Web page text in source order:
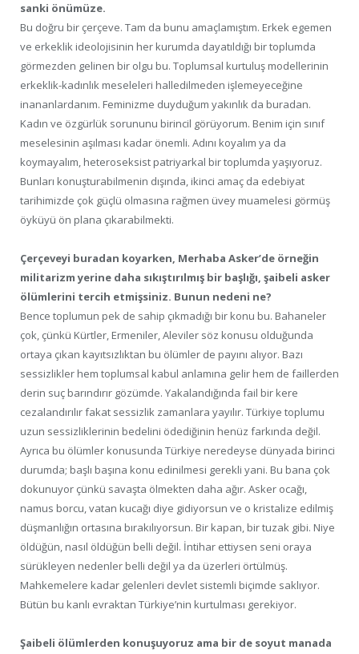
sanki önümüze.
Bu doğru bir çerçeve. Tam da bunu amaçlamıştım. Erkek egemen
ve erkeklik ideolojisinin her kurumda dayatıldığı bir toplumda
görmezden gelinen bir olgu bu. Toplumsal kurtuluş modellerinin
erkeklik-kadınlık meseleleri halledilmeden işlemeyeceğine
inananlardanım. Feminizme duyduğum yakınlık da buradan.
Kadın ve özgürlük sorununu birincil görüyorum. Benim için sınıf
meselesinin aşılması kadar önemli. Adını koyalım ya da
koymayalım, heteroseksist patriyarkal bir toplumda yaşıyoruz.
Bunları konuşturabilmenin dışında, ikinci amaç da edebiyat
tarihimizde çok güçlü olmasına rağmen üvey muamelesi görmüş
öyküyü ön plana çıkarabilmekti.
Çerçeveyi buradan koyarken, Merhaba Asker’de örneğin
militarizm yerine daha sıkıştırılmış bir başlığı, şaibeli asker
ölümlerini tercih etmişsiniz. Bunun nedeni ne?
Bence toplumun pek de sahip çıkmadığı bir konu bu. Bahaneler
çok, çünkü Kürtler, Ermeniler, Aleviler söz konusu olduğunda
ortaya çıkan kayıtsızlıktan bu ölümler de payını alıyor. Bazı
sessizlikler hem toplumsal kabul anlamına gelir hem de faillerden
derin suç barındırır gözümde. Yakalandığında fail bir kere
cezalandırılır fakat sessizlik zamanlara yayılır. Türkiye toplumu
uzun sessizliklerinin bedelini ödediğinin henüz farkında değil.
Ayrıca bu ölümler konusunda Türkiye neredeyse dünyada birinci
durumda; başlı başına konu edinilmesi gerekli yani. Bu bana çok
dokunuyor çünkü savaşta ölmekten daha ağır. Asker ocağı,
namus borcu, vatan kucağı diye gidiyorsun ve o kristalize edilmiş
düşmanlığın ortasına bırakılıyorsun. Bir kapan, bir tuzak gibi. Niye
öldüğün, nasıl öldüğün belli değil. İntihar ettiysen seni oraya
sürükleyen nedenler belli değil ya da üzerleri örtülmüş.
Mahkemelere kadar gelenleri devlet sistemli biçimde saklıyor.
Bütün bu kanlı evraktan Türkiye’nin kurtulması gerekiyor.
Şaibeli ölümlerden konuşuyoruz ama bir de soyut manada